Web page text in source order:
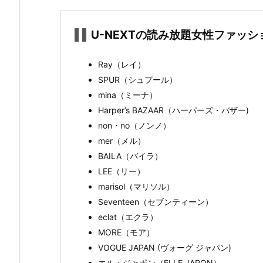
フ
ッ
シ
ョ
ン
雑
誌
誌
が
読
み
放
題
U-NEXTの読み放題女性ファッシ
Ray（レイ）
SPUR（シュプール）
mina（ミーナ）
Harper’s BAZAAR（ハーパーズ・バザー)
non・no（ノンノ）
mer（メル）
BAILA（バイラ）
LEE（リー）
marisol（マリソル）
Seventeen（セブンティーン）
eclat（エクラ）
MORE（モア）
VOGUE JAPAN (ヴォーグ ジャパン)